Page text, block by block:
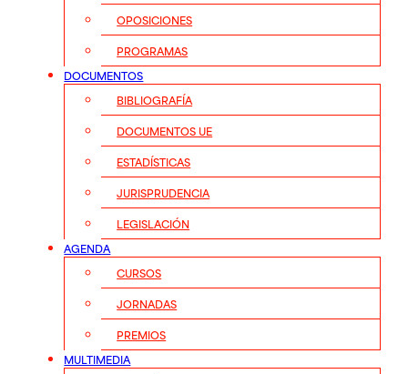
OPOSICIONES
PROGRAMAS
DOCUMENTOS
BIBLIOGRAFÍA
DOCUMENTOS UE
ESTADÍSTICAS
JURISPRUDENCIA
LEGISLACIÓN
AGENDA
CURSOS
JORNADAS
PREMIOS
MULTIMEDIA